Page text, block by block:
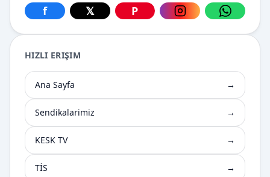
Facebook üzerinden paylaş
f
X üzerinden paylaş
𝕏
Pinterest üzerinden paylaş
P
Instagram
HIZLI ERIŞIM
Ana Sayfa →
Sendikalarimiz →
KESK TV →
TİS →